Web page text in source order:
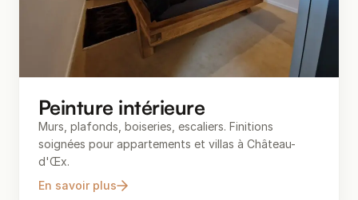
Peinture intérieure
Murs, plafonds, boiseries, escaliers. Finitions
soignées pour appartements et villas à Château-
d'Œx.
En savoir plus